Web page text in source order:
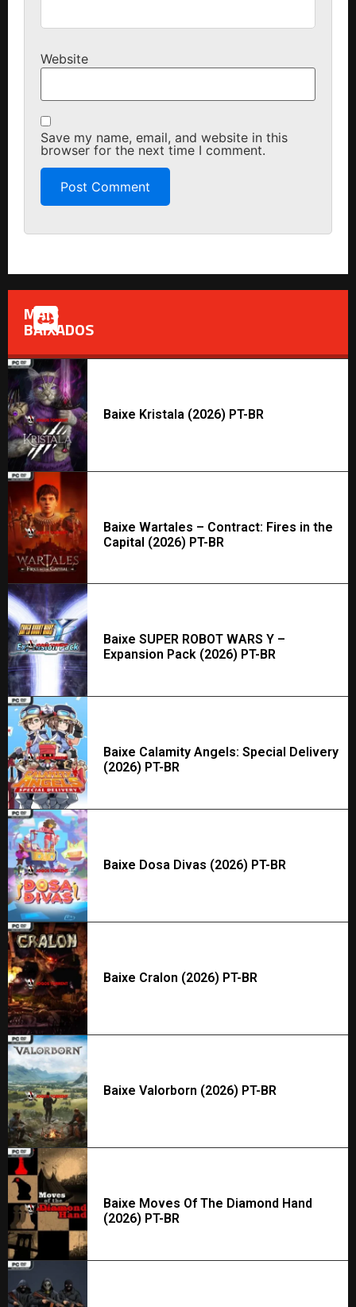
Website
Save my name, email, and website in this
browser for the next time I comment.
MAIS
BAIXADOS
Baixe Kristala (2026) PT-BR
Baixe Wartales – Contract: Fires in the
Capital (2026) PT-BR
Baixe SUPER ROBOT WARS Y –
Expansion Pack (2026) PT-BR
Baixe Calamity Angels: Special Delivery
(2026) PT-BR
Baixe Dosa Divas (2026) PT-BR
Baixe Cralon (2026) PT-BR
Baixe Valorborn (2026) PT-BR
Baixe Moves Of The Diamond Hand
(2026) PT-BR